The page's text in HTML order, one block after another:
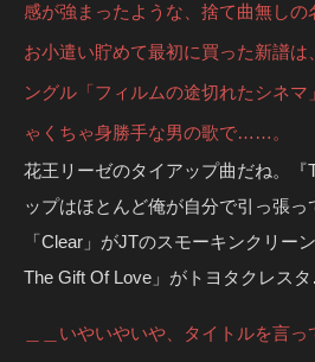
感が強まったような、捨て曲無し
お小遣い貯めて最初に買った新譜は
ングル「フィルムの途切れたシネ
ゃくちゃ身勝手な男の歌で……。
花王リーゼのタイアップ曲だね。『
ップはほとんど俺が自分で引っ張っ
「Clear」がJTのスモーキンクリー
The Gift Of Love」がトヨタクレス
＿＿いやいやいや、タイトルを言